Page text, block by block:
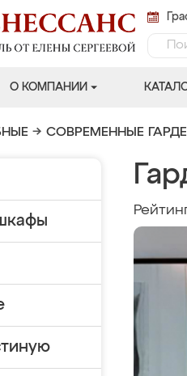
О КОМПАНИИ
→ СОВРЕМЕННЫЕ